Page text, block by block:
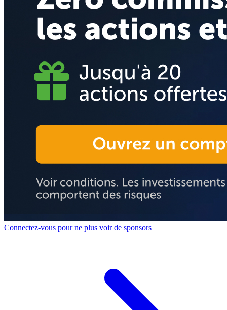
Connectez-vous pour ne plus voir de sponsors